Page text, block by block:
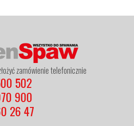
zamówienie telefonicznie
502
900
26 47